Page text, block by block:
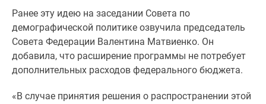
Машино-
места
Специальные
предложения
Апартаменты
Новостройки
Ранее эту идею на заседании Совета по
демографической политике озвучила председатель
Совета Федерации Валентина Матвиенко. Он
добавила, что расширение программы не потребует
дополнительных расходов федерального бюджета.
«В случае принятия решения о распространении этой